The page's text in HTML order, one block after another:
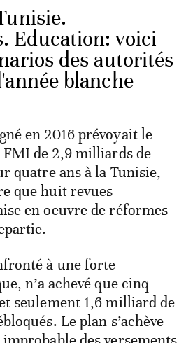
Education: voici
des autorités
blanche
en 2016 prévoyait le
de 2,9 milliards de
quatre ans à la Tunisie,
que huit revues
en oeuvre de réformes
à une forte
n’a achevé que cinq
seulement 1,6 milliard de
Le plan s’achève